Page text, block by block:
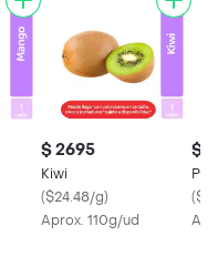
$ 2695
Kiwi
($24.48/g)
Aprox. 110g/ud
$
(